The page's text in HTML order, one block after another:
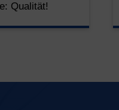
Qualität!